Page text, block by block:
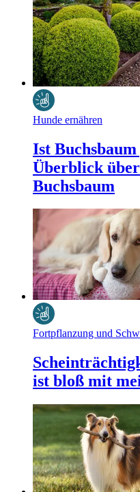
Hunde ernähren
Ist
Überblick
Buchsbaum
Fortpflanzung und
ist bloß mit